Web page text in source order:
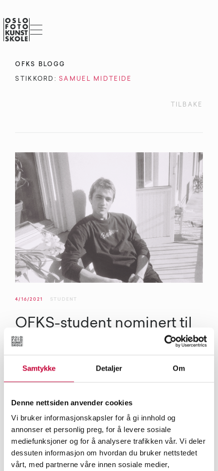
Samtykke Detaljer Om
Denne nettsiden anvender cookies
Vi bruker informasjonskapsler for å gi innhold og
annonser et personlig preg, for å levere sosiale
mediefunksjoner og for å analysere trafikken vår. Vi deler
dessuten informasjon om hvordan du bruker nettstedet
vårt, med partnerne våre innen sosiale medier,
OFKS BLOGG
STIKKORD: SAMUEL MIDTEIDE
TILBAKE
4/16/2021 STUDENT
OFKS-student nominert til
Kortfilmfestivalen
Oslo Fotokunstskole-student, Samuel Feste Midteide, er
prosjektet og kunstnerskapet hans.